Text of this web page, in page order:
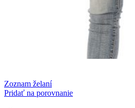
Zoznam želaní
Pridať na porovnanie